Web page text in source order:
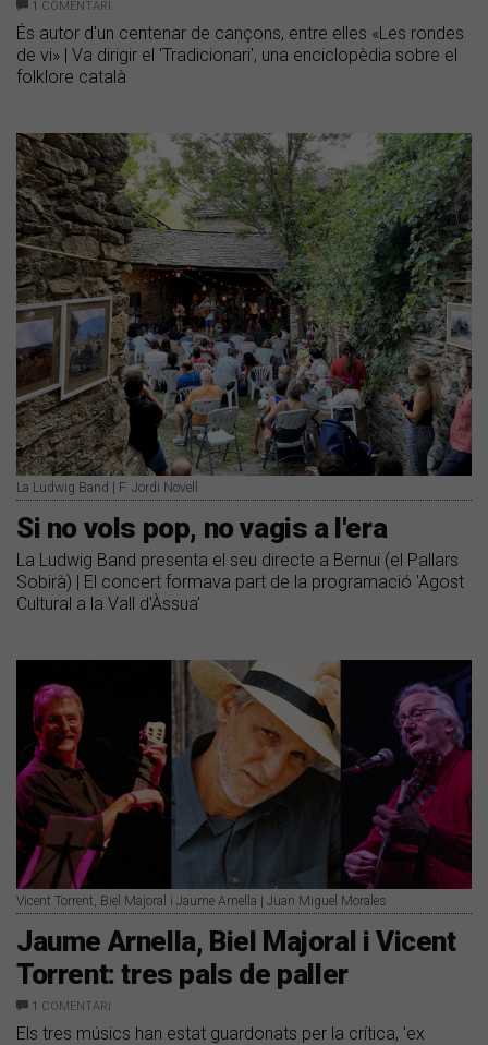
1 COMENTARI
És autor d'un centenar de cançons, entre elles «Les rondes
de vi» | Va dirigir el 'Tradicionari', una enciclopèdia sobre el
folklore català
La Ludwig Band | F. Jordi Novell
Si no vols pop, no vagis a l'era
La Ludwig Band presenta el seu directe a Bernui (el Pallars
Sobirà) | El concert formava part de la programació 'Agost
Cultural a la Vall d'Àssua'
Vicent Torrent, Biel Majoral i Jaume Arnella | Juan Miguel Morales
Jaume Arnella, Biel Majoral i Vicent
Torrent: tres pals de paller
1 COMENTARI
Els tres músics han estat guardonats per la crítica, 'ex